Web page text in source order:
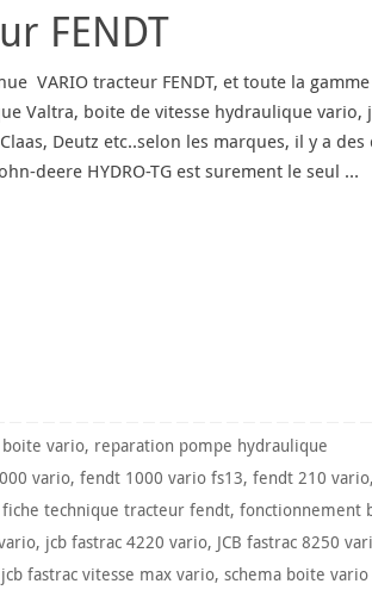
FENDT
VARIO tracteur FENDT, et toute la
Valtra, boite de vitesse hydraulique vario,
Deutz etc..selon les marques, il y a
deere HYDRO-TG est surement le seul …
vario, reparation pompe hydraulique
vario,fendt 1000 vario fs13,fendt 210 vario
fiche technique tracteur fendt, fonctionnement
, jcb fastrac 4220 vario, JCB fastrac 8250
jcb fastrac vitesse max vario, schema boite